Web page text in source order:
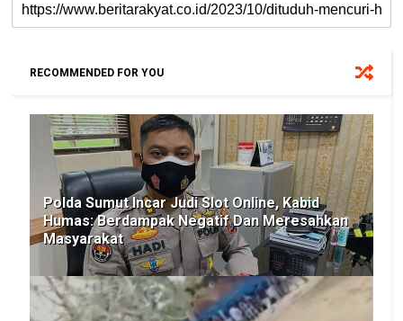
RECOMMENDED FOR YOU
Polda Sumut Incar Judi Slot Online, Kabid
Humas: Berdampak Negatif Dan Meresahkan
Masyarakat